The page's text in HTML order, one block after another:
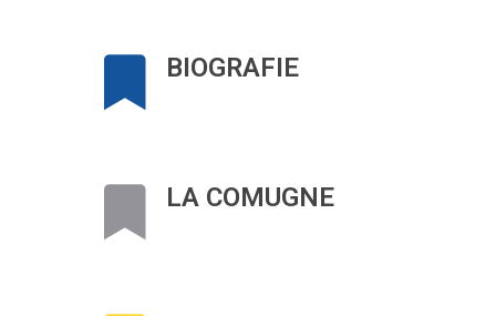
BIOGRAFIE
LA COMUGNE